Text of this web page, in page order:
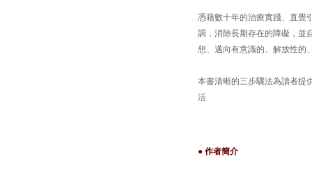
憑藉數十年的治療實踐、直覺
調，消除長期存在的障礙，並
想、邁向有意識的、解放性的
本書清晰的三步驟法為讀者提
活
● 作者簡介